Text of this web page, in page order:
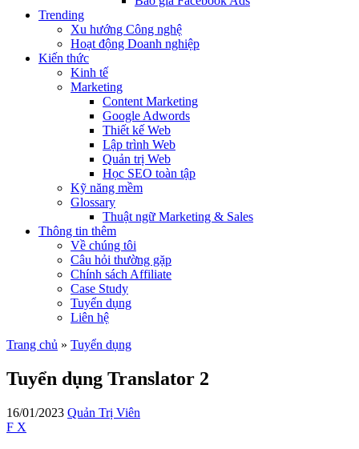
Trending
Xu hướng Công nghệ
Hoạt động Doanh nghiệp
Kiến thức
Kinh tế
Marketing
Content Marketing
Google Adwords
Thiết kế Web
Lập trình Web
Quản trị Web
Học SEO toàn tập
Kỹ năng mềm
Glossary
Thuật ngữ Marketing & Sales
Thông tin thêm
Về chúng tôi
Câu hỏi thường gặp
Chính sách Affiliate
Case Study
Tuyển dụng
Liên hệ
Trang chủ » Tuyển dụng
Tuyển dụng Translator 2
16/01/2023 Quản Trị Viên
F X